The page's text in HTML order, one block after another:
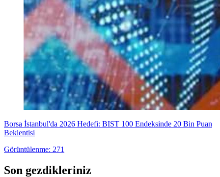
Borsa İstanbul'da 2026 Hedefi: BIST 100 Endeksinde 20 Bin Puan
Beklentisi
Görüntülenme: 271
Son gezdikleriniz